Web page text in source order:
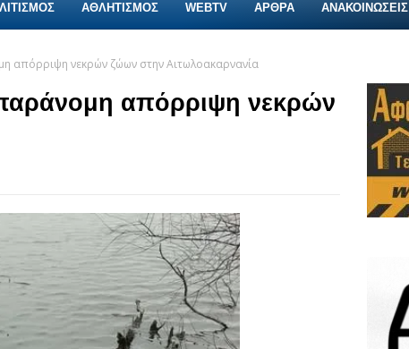
ΑΘΛΗΤΙΣΜΟΣ WEBTV ΑΡΘΡΑ ΑΝΑΚΟΙΝΩΣΕΙΣ
απόρριψη νεκρών ζώων στην Αιτωλοακαρνανία
απόρριψη νεκρών